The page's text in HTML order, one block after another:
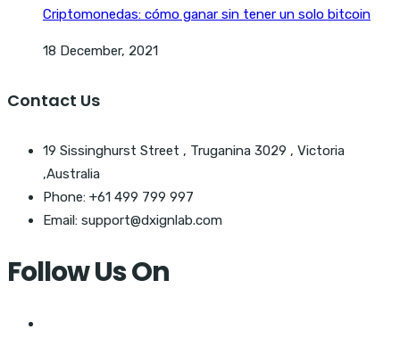
Criptomonedas: cómo ganar sin tener un solo bitcoin
18 December, 2021
Contact Us
19 Sissinghurst Street , Truganina 3029 , Victoria
,Australia
Phone: +61 499 799 997
Email: support@dxignlab.com
Follow Us On